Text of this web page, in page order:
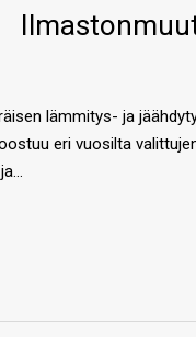
lämmitys- ja
eri vuosilta